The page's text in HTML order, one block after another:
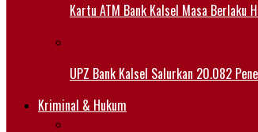
Kartu ATM Bank Kalsel Masa Berlaku
UPZ Bank Kalsel Salurkan 20.082
Kriminal & Hukum